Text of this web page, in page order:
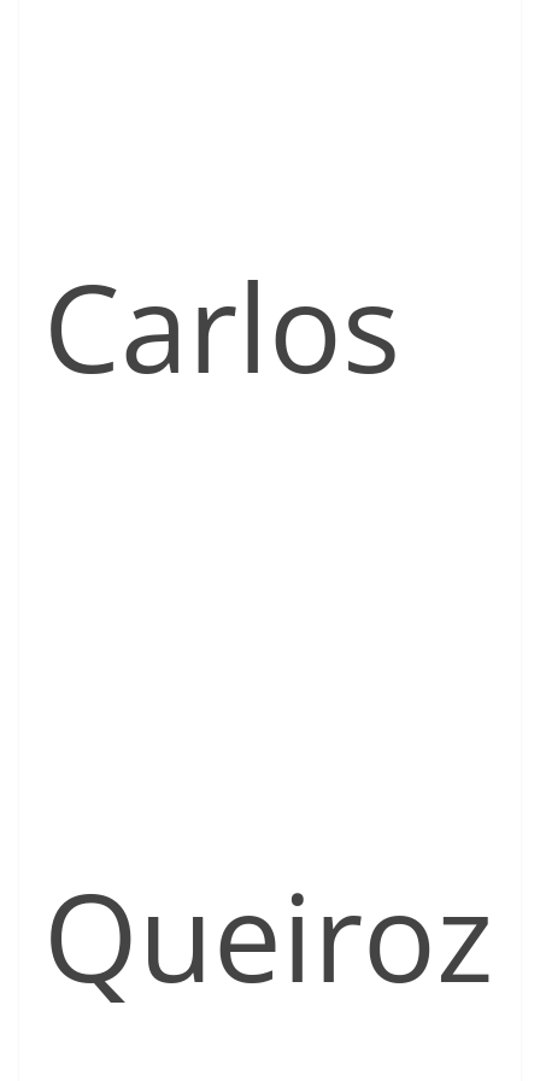
Carlos
Queiroz